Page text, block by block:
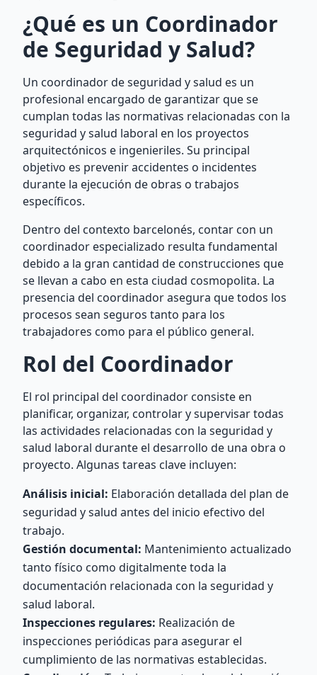
¿Qué es un Coordinador
de Seguridad y Salud?
Un coordinador de seguridad y salud es un
profesional encargado de garantizar que se
cumplan todas las normativas relacionadas con la
seguridad y salud laboral en los proyectos
arquitectónicos e ingenieriles. Su principal
objetivo es prevenir accidentes o incidentes
durante la ejecución de obras o trabajos
específicos.
Dentro del contexto barcelonés, contar con un
coordinador especializado resulta fundamental
debido a la gran cantidad de construcciones que
se llevan a cabo en esta ciudad cosmopolita. La
presencia del coordinador asegura que todos los
procesos sean seguros tanto para los
trabajadores como para el público general.
Rol del Coordinador
El rol principal del coordinador consiste en
planificar, organizar, controlar y supervisar todas
las actividades relacionadas con la seguridad y
salud laboral durante el desarrollo de una obra o
proyecto. Algunas tareas clave incluyen:
Análisis inicial: Elaboración detallada del plan de
seguridad y salud antes del inicio efectivo del
trabajo.
Gestión documental: Mantenimiento actualizado
tanto físico como digitalmente toda la
documentación relacionada con la seguridad y
salud laboral.
Inspecciones regulares: Realización de
inspecciones periódicas para asegurar el
cumplimiento de las normativas establecidas.